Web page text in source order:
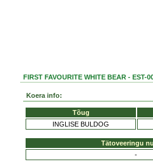
FIRST FAVOURITE WHITE BEAR - EST-
Koera info:
Tõug
INGLISE BULDOG
Tätoveeringu
-